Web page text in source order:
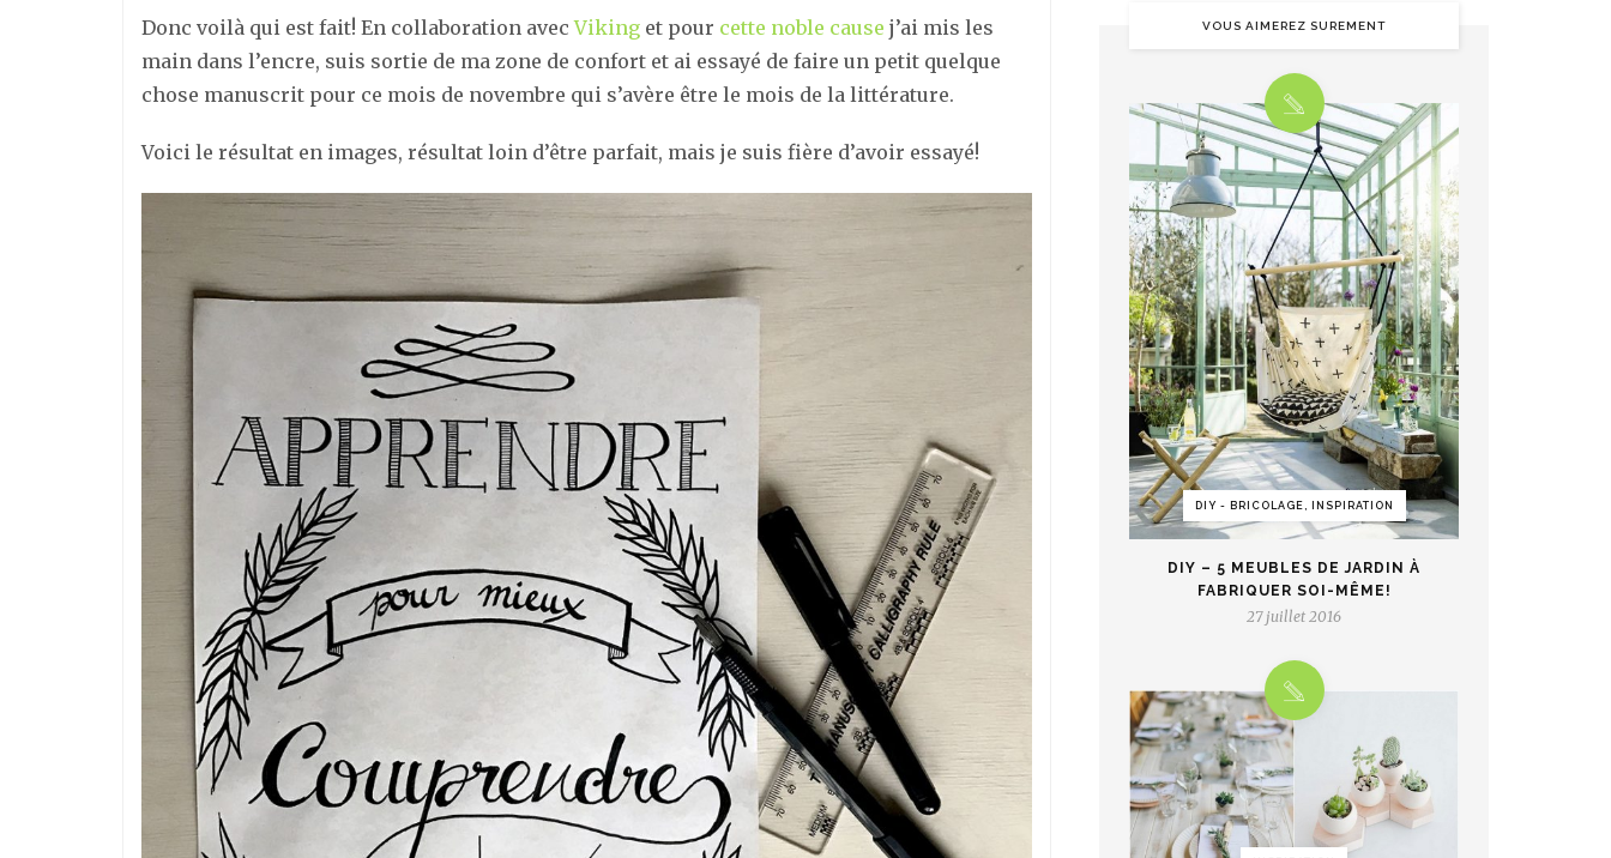
Donc voilà qui est fait! En collaboration avecViking et pour cette noble cause j’ai mis les
main dans l’encre, suis sortie de ma zone de confort et ai essayé de faire un petit quelque
chose manuscrit pour ce mois de novembre qui s’avère être le mois de la littérature.
Voici le résultat en images, résultat loin d’être parfait, mais je suis fière d’avoir essayé!
VOUS AIMEREZ SUREMENT
DIY - BRICOLAGE, INSPIRATION
DIY – 5 MEUBLES DE JARDIN À
FABRIQUER SOI-MÊME!
27 juillet 2016